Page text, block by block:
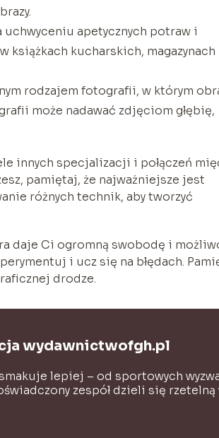
apetycznych potraw i
książkach kucharskich, magazynach
rodzajem fotografii, w którym
może nadawać zdjęciom głębię,
innych specjalizacji i połączeń
pamiętaj, że najważniejsze jest
różnych technik, aby tworzyć
daje Ci ogromną swobodę i
i ucz się na błędach.
drodze.
wydawnictwofgh.pl
lepiej – od sportowych
zespół dzieli się rzetelną